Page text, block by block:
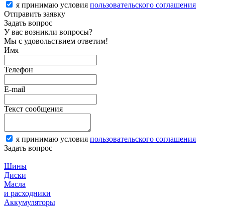
я принимаю условия пользовательского соглашения
Отправить заявку
Задать вопрос
У вас возникли вопросы?
Мы с удовольствием ответим!
Имя
Телефон
E-mail
Текст сообщения
я принимаю условия пользовательского соглашения
Задать вопрос
Шины
Диски
Масла
и расходники
Аккумуляторы